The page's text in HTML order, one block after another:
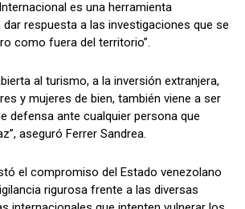
es una herramienta
dar respuesta a las investigaciones que se
como fuera del territorio”.
al turismo, a la inversión extranjera,
y mujeres de bien, también viene a ser
defensa ante cualquier persona que
aseguró Ferrer Sandrea.
el compromiso del Estado venezolano
rigurosa frente a las diversas